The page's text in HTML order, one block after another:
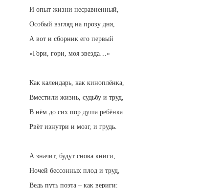
И опыт жизни несравненный,
Особый взгляд на прозу дня,
А вот и сборник его первый
«Гори, гори, моя звезда…»
Как календарь, как киноплёнка,
Вместили жизнь, судьбу и труд,
В нём до сих пор душа ребёнка
Рвёт изнутри и мозг, и грудь.
А значит, будут снова книги,
Ночей бессонных плод и труд,
Ведь путь поэта – как вериги: